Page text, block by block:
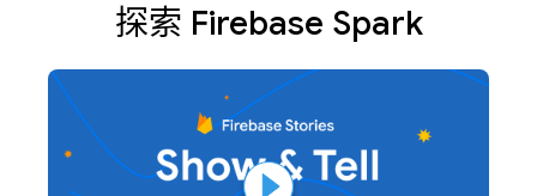
探索 Firebase Spark